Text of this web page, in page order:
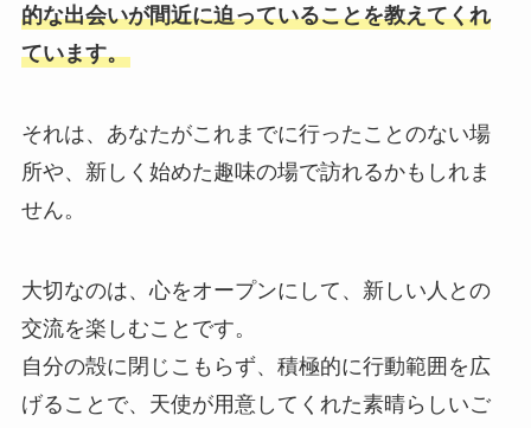
的な出会いが間近に迫っていることを教えてくれ
ています。
それは、あなたがこれまでに行ったことのない場
所や、新しく始めた趣味の場で訪れるかもしれま
せん。
大切なのは、心をオープンにして、新しい人との
交流を楽しむことです。
自分の殻に閉じこもらず、積極的に行動範囲を広
げることで、天使が用意してくれた素晴らしいご